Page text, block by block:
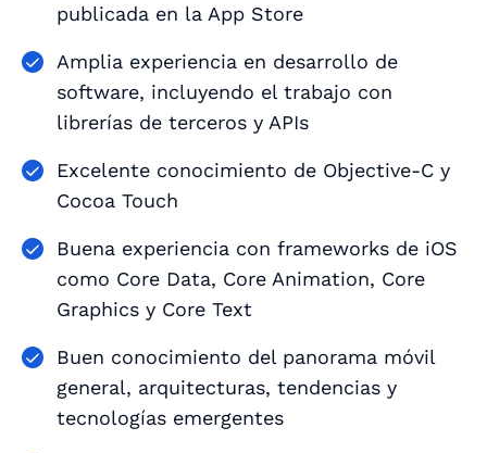
publicada en la App Store
Amplia experiencia en desarrollo de
software, incluyendo el trabajo con
librerías de terceros y APIs
Excelente conocimiento de Objective-C y
Cocoa Touch
Buena experiencia con frameworks de iOS
como Core Data, Core Animation, Core
Graphics y Core Text
Buen conocimiento del panorama móvil
general, arquitecturas, tendencias y
tecnologías emergentes